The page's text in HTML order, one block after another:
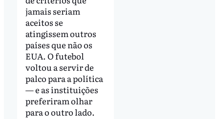
jamais seriam
aceitos se
atingissem outros
países que não os
EUA. O futebol
voltou a servir de
palco para a política
— e as instituições
preferiram olhar
para o outro lado.